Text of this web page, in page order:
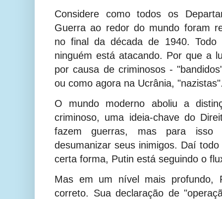
Considere como todos os
Guerra ao redor do mundo foram
no final da década de 1940. Todo
ninguém está atacando. Por que a
por causa de criminosos -
ou como agora na Ucrânia,
O mundo moderno aboliu a
criminoso, uma ideia-chave do
fazem guerras, mas para isso
desumanizar seus inimigos. Daí
certa forma, Putin está seguindo o
Mas em um nível mais profundo,
correto. Sua declaração de